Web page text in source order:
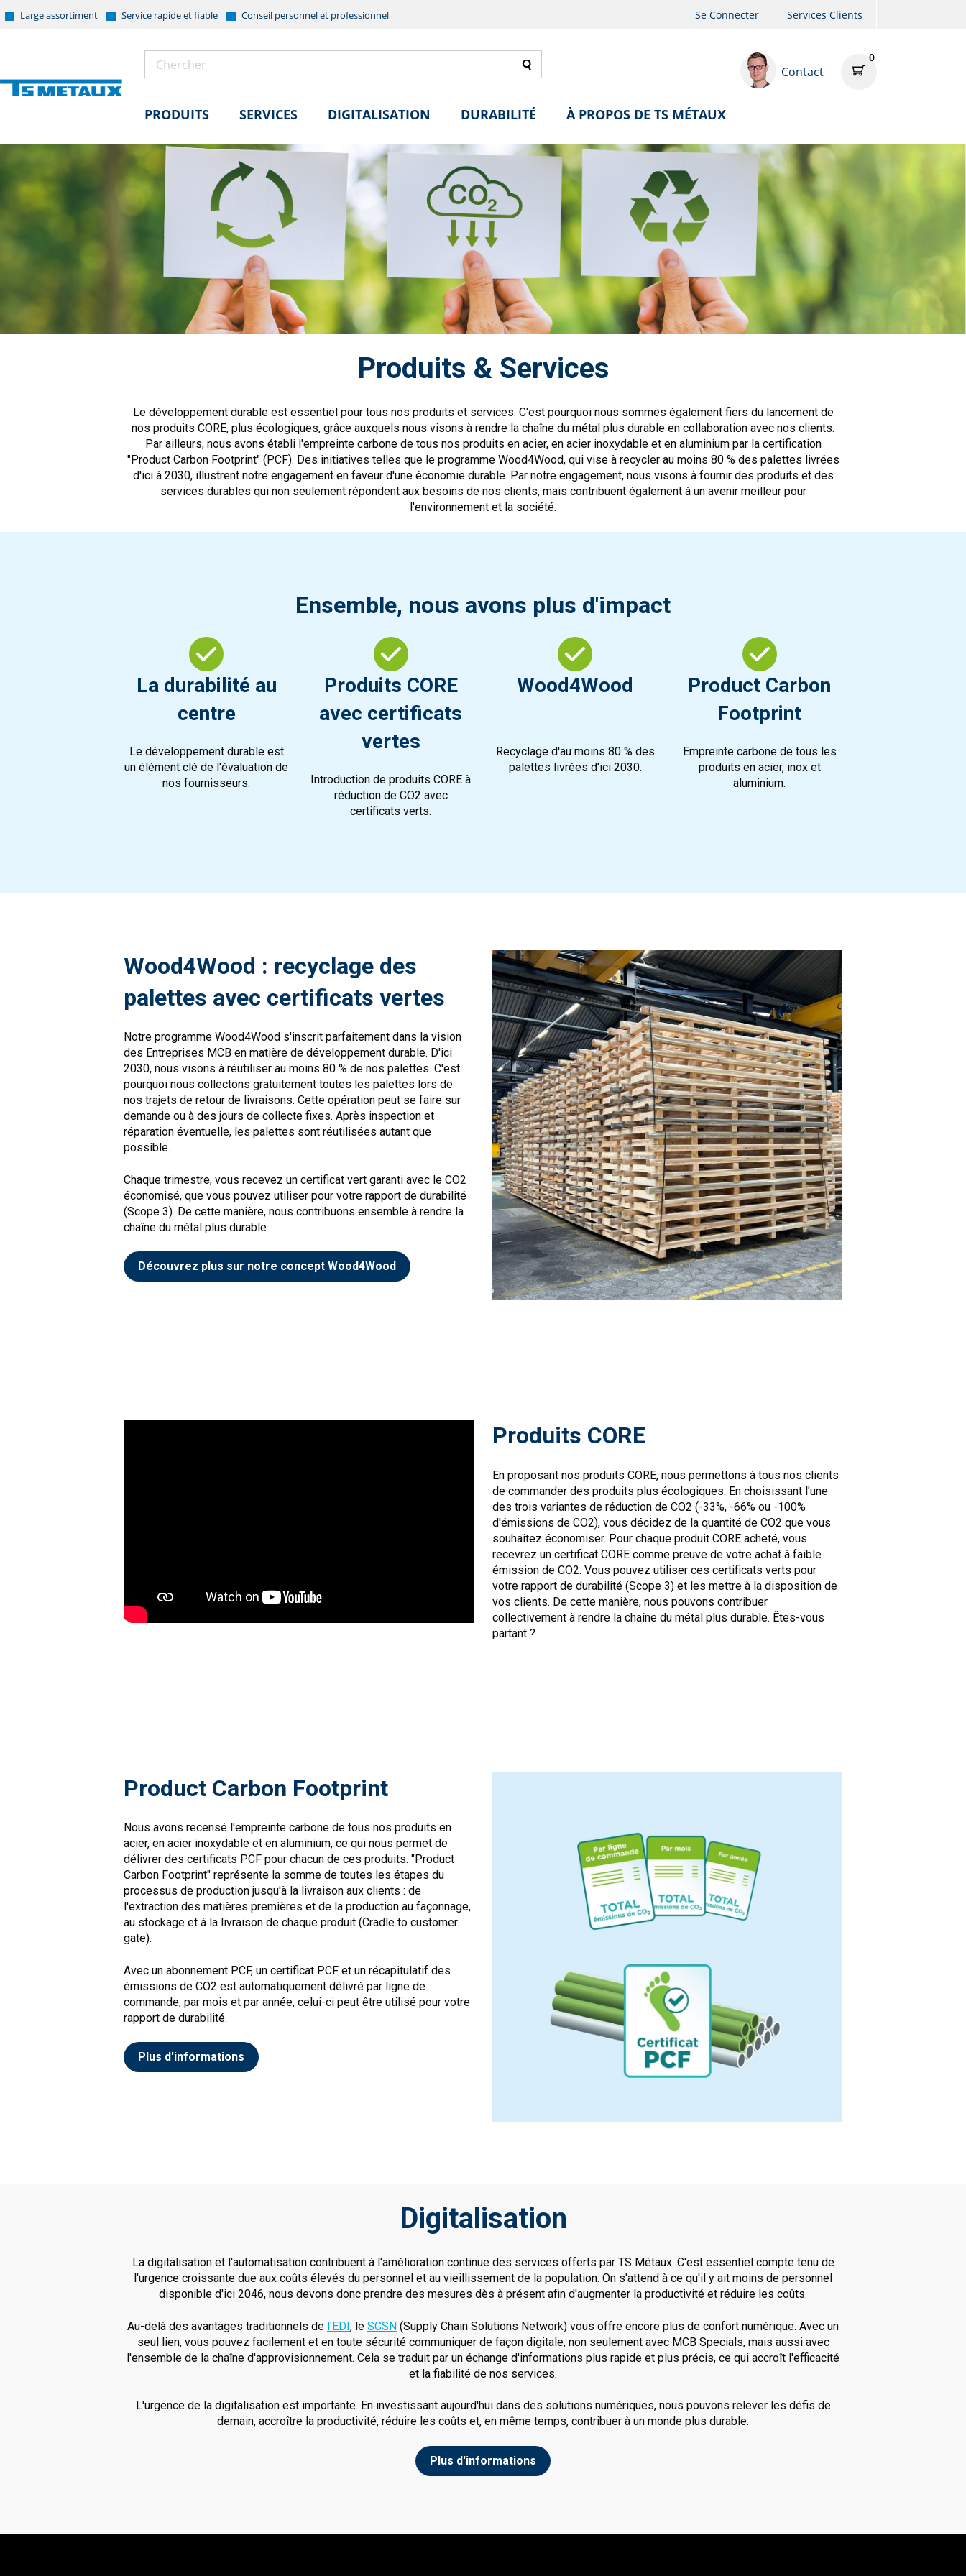
Large assortiment Service rapide et fiable Conseil personnel et professionnel Se Connecter Services Clients
Contact
0
PRODUITS SERVICES DIGITALISATION DURABILITÉ À PROPOS DE TS MÉTAUX
Produits & Services
Le développement durable est essentiel pour tous nos produits et services. C'est pourquoi nous sommes également fiers du lancement de
nos produits CORE, plus écologiques, grâce auxquels nous visons à rendre la chaîne du métal plus durable en collaboration avec nos clients.
Par ailleurs, nous avons établi l'empreinte carbone de tous nos produits en acier, en acier inoxydable et en aluminium par la certification
"Product Carbon Footprint" (PCF). Des initiatives telles que le programme Wood4Wood, qui vise à recycler au moins 80 % des palettes livrées
d'ici à 2030, illustrent notre engagement en faveur d'une économie durable. Par notre engagement, nous visons à fournir des produits et des
services durables qui non seulement répondent aux besoins de nos clients, mais contribuent également à un avenir meilleur pour
l'environnement et la société.
Ensemble, nous avons plus d'impact
La durabilité au
centre
Le développement durable est
un élément clé de l'évaluation de
nos fournisseurs.
Produits CORE
avec certificats
vertes
Introduction de produits CORE à
réduction de CO2 avec
certificats verts.
Wood4Wood
Recyclage d'au moins 80 % des
palettes livrées d'ici 2030.
Product Carbon
Footprint
Empreinte carbone de tous les
produits en acier, inox et
aluminium.
Wood4Wood : recyclage des
palettes avec certificats vertes
Notre programme Wood4Wood s'inscrit parfaitement dans la vision
des Entreprises MCB en matière de développement durable. D'ici
2030, nous visons à réutiliser au moins 80 % de nos palettes. C'est
pourquoi nous collectons gratuitement toutes les palettes lors de
nos trajets de retour de livraisons. Cette opération peut se faire sur
demande ou à des jours de collecte fixes. Après inspection et
réparation éventuelle, les palettes sont réutilisées autant que
possible.
Chaque trimestre, vous recevez un certificat vert garanti avec le CO2
économisé, que vous pouvez utiliser pour votre rapport de durabilité
(Scope 3). De cette manière, nous contribuons ensemble à rendre la
chaîne du métal plus durable
Découvrez plus sur notre concept Wood4Wood
Produits CORE
En proposant nos produits CORE, nous permettons à tous nos clients
de commander des produits plus écologiques. En choisissant l'une
des trois variantes de réduction de CO2 (-33%, -66% ou -100%
d'émissions de CO2), vous décidez de la quantité de CO2 que vous
souhaitez économiser. Pour chaque produit CORE acheté, vous
recevrez un certificat CORE comme preuve de votre achat à faible
émission de CO2. Vous pouvez utiliser ces certificats verts pour
votre rapport de durabilité (Scope 3) et les mettre à la disposition de
vos clients. De cette manière, nous pouvons contribuer
collectivement à rendre la chaîne du métal plus durable. Êtes-vous
partant ?
Product Carbon Footprint
Nous avons recensé l'empreinte carbone de tous nos produits en
acier, en acier inoxydable et en aluminium, ce qui nous permet de
délivrer des certificats PCF pour chacun de ces produits. "Product
Carbon Footprint" représente la somme de toutes les étapes du
processus de production jusqu'à la livraison aux clients : de
l'extraction des matières premières et de la production au façonnage,
au stockage et à la livraison de chaque produit (Cradle to customer
gate).
Avec un abonnement PCF, un certificat PCF et un récapitulatif des
émissions de CO2 est automatiquement délivré par ligne de
commande, par mois et par année, celui-ci peut être utilisé pour votre
rapport de durabilité.
Plus d'informations
Digitalisation
La digitalisation et l'automatisation contribuent à l'amélioration continue des services offerts par TS Métaux. C'est essentiel compte tenu de
l'urgence croissante due aux coûts élevés du personnel et au vieillissement de la population. On s'attend à ce qu'il y ait moins de personnel
disponible d'ici 2046, nous devons donc prendre des mesures dès à présent afin d'augmenter la productivité et réduire les coûts.
Au-delà des avantages traditionnels de l'EDI, le SCSN (Supply Chain Solutions Network) vous offre encore plus de confort numérique. Avec un
seul lien, vous pouvez facilement et en toute sécurité communiquer de façon digitale, non seulement avec MCB Specials, mais aussi avec
l'ensemble de la chaîne d'approvisionnement. Cela se traduit par un échange d'informations plus rapide et plus précis, ce qui accroît l'efficacité
et la fiabilité de nos services.
L'urgence de la digitalisation est importante. En investissant aujourd'hui dans des solutions numériques, nous pouvons relever les défis de
demain, accroître la productivité, réduire les coûts et, en même temps, contribuer à un monde plus durable.
Plus d'informations